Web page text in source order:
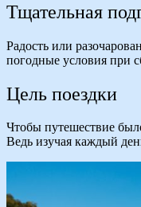
Тщательная
Радость или
погодные условия при
Цель поездки
Чтобы путешествие
Ведь изучая каждый